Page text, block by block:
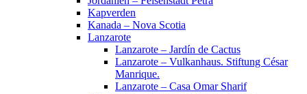
Kapverden
Kanada – Nova Scotia
Lanzarote
Lanzarote – Jardín de Cactus
Lanzarote – Vulkanhaus. Stiftung César
Manrique.
Lanzarote – Casa Omar Sharif